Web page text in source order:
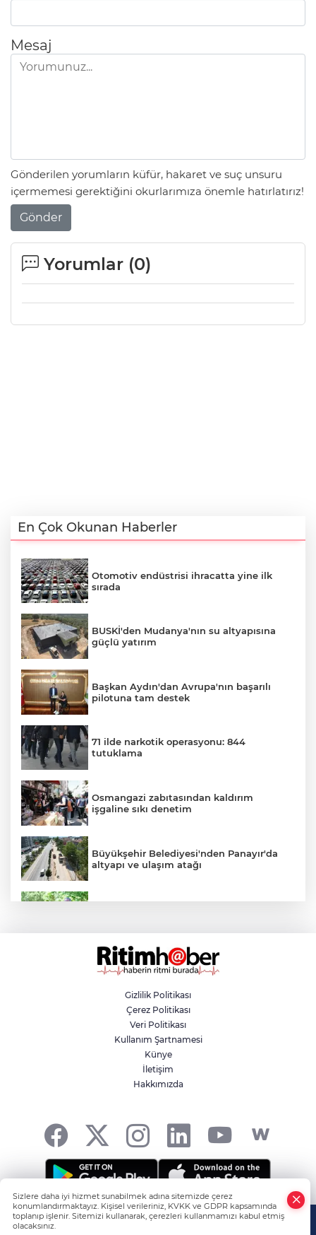
Mesaj
Gönderilen yorumların küfür, hakaret ve suç unsuru
içermemesi gerektiğini okurlarımıza önemle hatırlatırız!
Gönder
Yorumlar (0)
En Çok Okunan Haberler
Otomotiv endüstrisi ihracatta yine ilk
sırada
BUSKİ'den Mudanya'nın su altyapısına
güçlü yatırım
Başkan Aydın'dan Avrupa'nın başarılı
pilotuna tam destek
71 ilde narkotik operasyonu: 844
tutuklama
Osmangazi zabıtasından kaldırım
işgaline sıkı denetim
Büyükşehir Belediyesi'nden Panayır'da
altyapı ve ulaşım atağı
Nilüfer'de yaya ve engelli yolları için
kapsamlı denetim
Yazın en avantajlı alışverişi Özhan
Market'te
Yıldırım'da yaz tatili sporla geçiyor
Gizlilik Politikası
Çerez Politikası
Veri Politikası
Kullanım Şartnamesi
Künye
İletişim
Hakkımızda
HABER YAZILIMIve TURKTICARET.NET projesidir Copyright© 2006-
Sizlere daha iyi hizmet sunabilmek adına sitemizde çerez
konumlandırmaktayız. Kişisel verileriniz, KVKK ve GDPR kapsamında
toplanıp işlenir. Sitemizi kullanarak, çerezleri kullanmamızı kabul etmiş
olacaksınız.